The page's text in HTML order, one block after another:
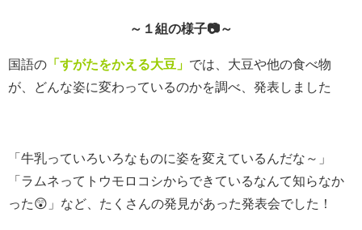
～１組の様子📷～
国語の 「すがたをかえる大豆」 では、大豆や他の食べ物
が、どんな姿に変わっているのかを調べ、発表しました
「牛乳っていろいろなものに姿を変えているんだな～」
「ラムネってトウモロコシからできているなんて知らなか
った😲」など、たくさんの発見があった発表会でした！